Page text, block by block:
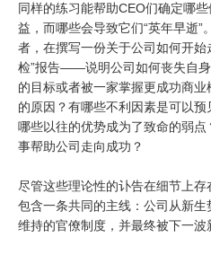
同样的练习能帮助CEO们确定哪
益，而哪些会导致它们“英年早逝
者，在撰写一份关于公司如何开
检”报告——说明公司如何丧失自
的目标或者被一家掌握更成功商
的原因？有哪些不利因素是可以
哪些以往的优势成为了致命的弱
事帮助公司走向成功？
尽管这些理论性的讣告在细节上
包含一条共同的主线：公司从新
维持的官僚制度，并最终被下一波